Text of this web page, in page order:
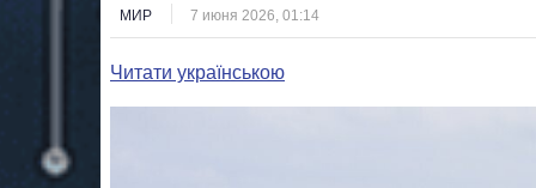
МИР 7 июня 2026, 01:14
Читати українською